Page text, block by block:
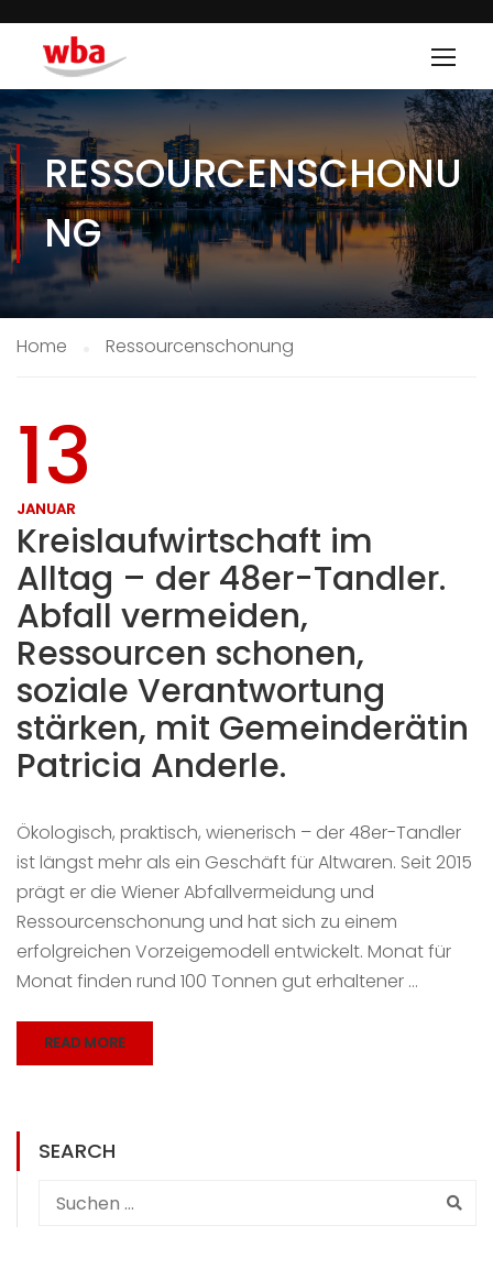
RESSOURCENSCHONU
NG
Home Ressourcenschonung
13
JANUAR
Kreislaufwirtschaft im
Alltag – der 48er-Tandler.
Abfall vermeiden,
Ressourcen schonen,
soziale Verantwortung
stärken, mit Gemeinderätin
Patricia Anderle.
Ökologisch, praktisch, wienerisch – der 48er-Tandler
ist längst mehr als ein Geschäft für Altwaren. Seit 2015
prägt er die Wiener Abfallvermeidung und
Ressourcenschonung und hat sich zu einem
erfolgreichen Vorzeigemodell entwickelt. Monat für
Monat finden rund 100 Tonnen gut erhaltener …
READ MORE
SEARCH